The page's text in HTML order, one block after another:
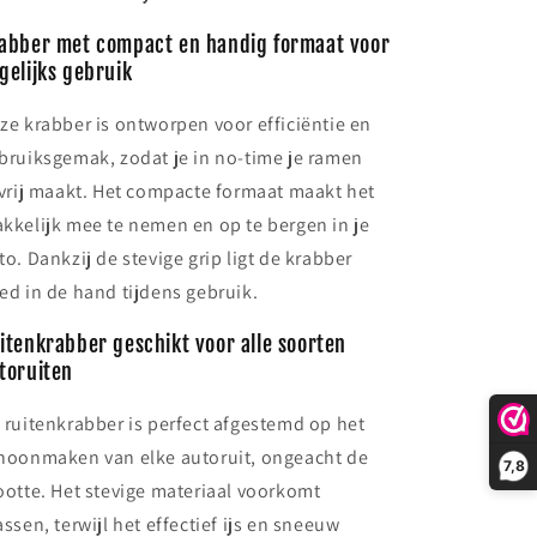
7,8
met compact en handig formaat voor
gebruik
krabber is ontworpen voor efficiëntie en
zodat je in no-time je ramen
maakt. Het compacte formaat maakt het
mee te nemen en op te bergen in je
Dankzij de stevige grip ligt de krabber
in de hand tijdens gebruik.
geschikt voor alle soorten
ruitenkrabber is perfect afgestemd op het
van elke autoruit, ongeacht de
Het stevige materiaal voorkomt
terwijl het effectief ijs en sneeuw